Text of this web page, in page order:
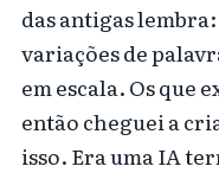
das antigas
variações de
em escala. Os que
então cheguei a
isso. Era uma IA